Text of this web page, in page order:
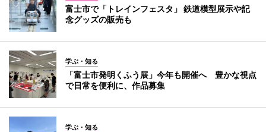
富士市で「トレインフェスタ」 鉄道模型展示や記
念グッズの販売も
学ぶ・知る
「富士市発明くふう展」今年も開催へ 豊かな視点
で日常を便利に、作品募集
学ぶ・知る